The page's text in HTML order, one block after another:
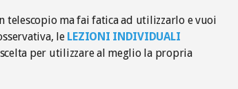
telescopio ma fai fatica ad utilizzarlo e vuoi
le LEZIONI INDIVIDUALI
per utilizzare al meglio la propria